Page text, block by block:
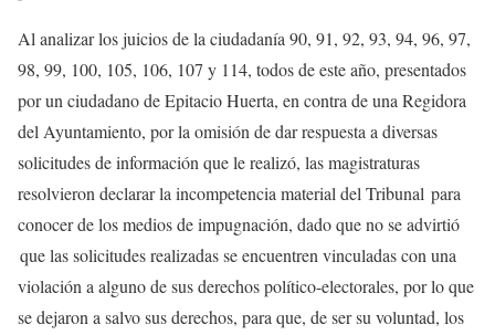
Al analizar los juicios de la ciudadanía 90, 91, 92, 93, 94, 96, 97,
98, 99, 100, 105, 106, 107 y 114, todos de este año, presentados
por un ciudadano de Epitacio Huerta, en contra de una Regidora
del Ayuntamiento, por la omisión de dar respuesta a diversas
solicitudes de información que le realizó, las magistraturas
resolvieron declarar la incompetencia material del Tribunal para
conocer de los medios de impugnación, dado que no se advirtió
que las solicitudes realizadas se encuentren vinculadas con una
violación a alguno de sus derechos político-electorales, por lo que
se dejaron a salvo sus derechos, para que, de ser su voluntad, los